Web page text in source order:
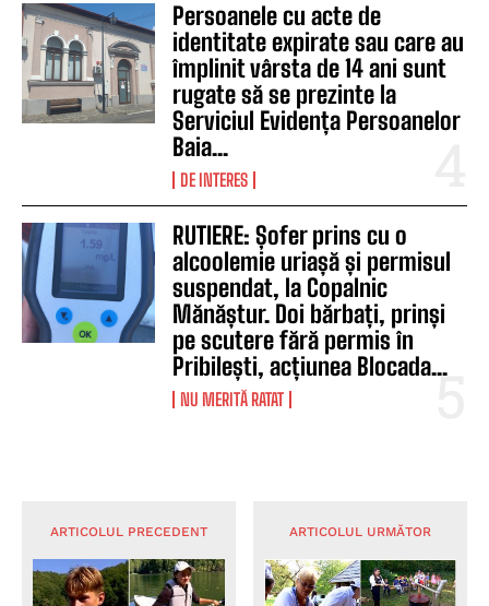
Persoanele cu acte de
identitate expirate sau care au
împlinit vârsta de 14 ani sunt
rugate să se prezinte la
Serviciul Evidența Persoanelor
Baia...
DE INTERES
RUTIERE: Șofer prins cu o
alcoolemie uriașă și permisul
suspendat, la Copalnic
Mănăștur. Doi bărbați, prinși
pe scutere fără permis în
Pribilești, acțiunea Blocada...
NU MERITĂ RATAT
ARTICOLUL PRECEDENT ARTICOLUL URMĂTOR